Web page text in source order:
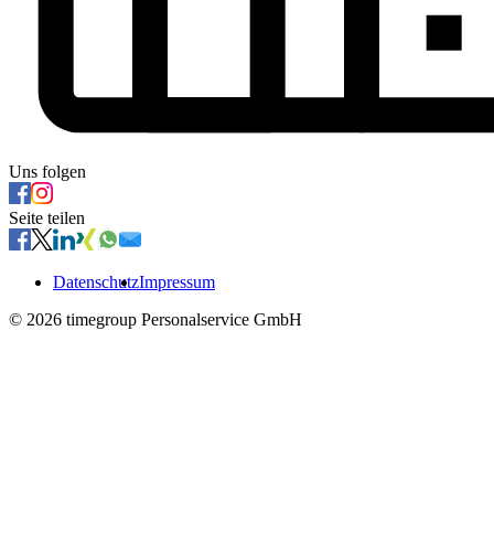
Uns folgen
Seite teilen
DatenschutzImpressum
© 2026 timegroup Personalservice GmbH